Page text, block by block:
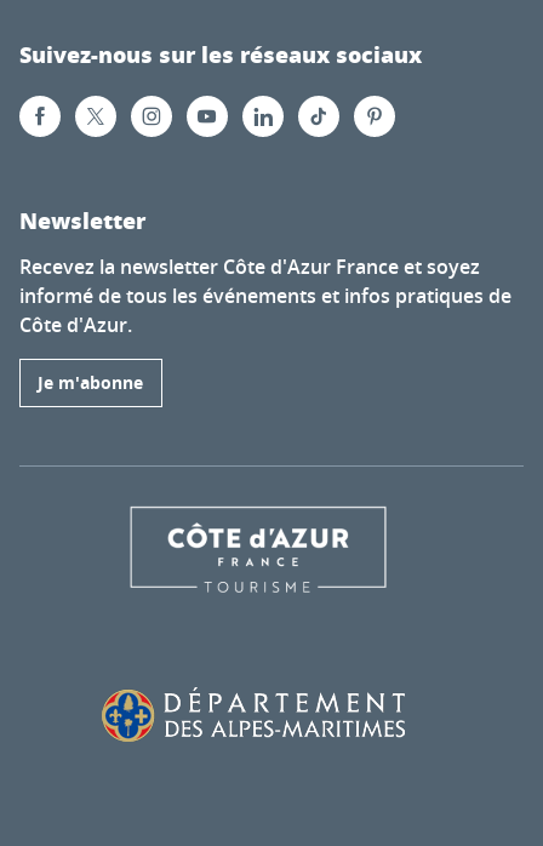
Suivez-nous sur les réseaux sociaux
Newsletter
Recevez la newsletter Côte d'Azur France et soyez
informé de tous les événements et infos pratiques de
Côte d'Azur.
Je m'abonne